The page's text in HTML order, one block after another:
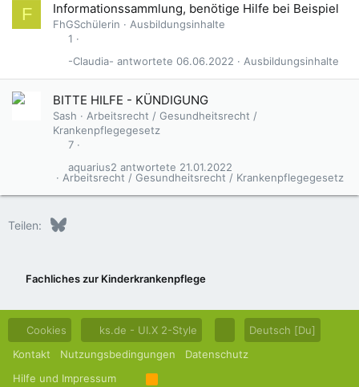
F Informationssammlung, benötige Hilfe bei Beispiel
FhGSchülerin
Ausbildungsinhalte
1
Ausbildungsinhalte
06.06.2022
-Claudia-
BITTE HILFE - KÜNDIGUNG
Sash
Arbeitsrecht / Gesundheitsrecht /
Krankenpflegegesetz
7
Arbeitsrecht / Gesundheitsrecht / Krankenpflegegesetz
21.01.2022
aquarius2
Teilen: Bluesky
Fachliches zur Kinderkrankenpflege
Cookies ks.de - UI.X 2-Style
Deutsch [Du]
Kontakt
Nutzungsbedingungen
Datenschutz
Hilfe und Impressum
R